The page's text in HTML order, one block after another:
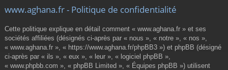
de
www.aghana.fr - Politique de confidentialité
Cette politique explique en détail comment « www.aghana.fr » et ses
sociétés affiliées (désignés ci-après par « nous », « notre », « nos »,
« www.aghana.fr », « https://www.aghana.fr/phpBB3 ») et phpBB (désigné
ci-après par « ils », « eux », « leur », « logiciel phpBB »,
« www.phpbb.com », « phpBB Limited », « Équipes phpBB ») utilisent